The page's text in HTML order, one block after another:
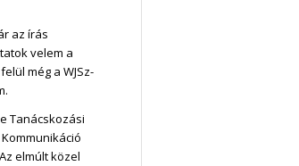
az írás
velem a
még a WJSz-
Tanácskozási
elmúlt közel